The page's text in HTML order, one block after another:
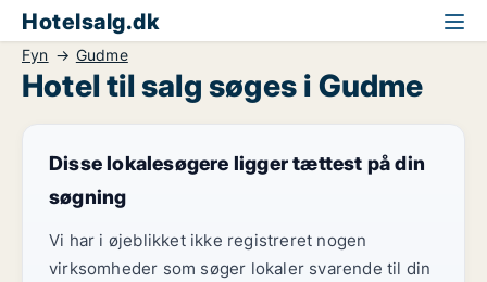
Hotelsalg.dk
Fyn Gudme
Hotel til salg søges i Gudme
Disse lokalesøgere ligger tættest på din
søgning
Vi har i øjeblikket ikke registreret nogen
virksomheder som søger lokaler svarende til din